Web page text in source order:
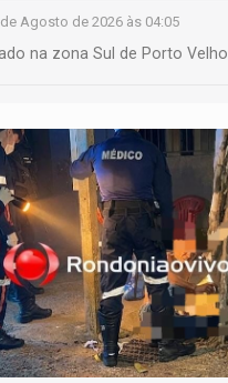
Agosto de 2026 às 04:05
na zona Sul de Porto Velho